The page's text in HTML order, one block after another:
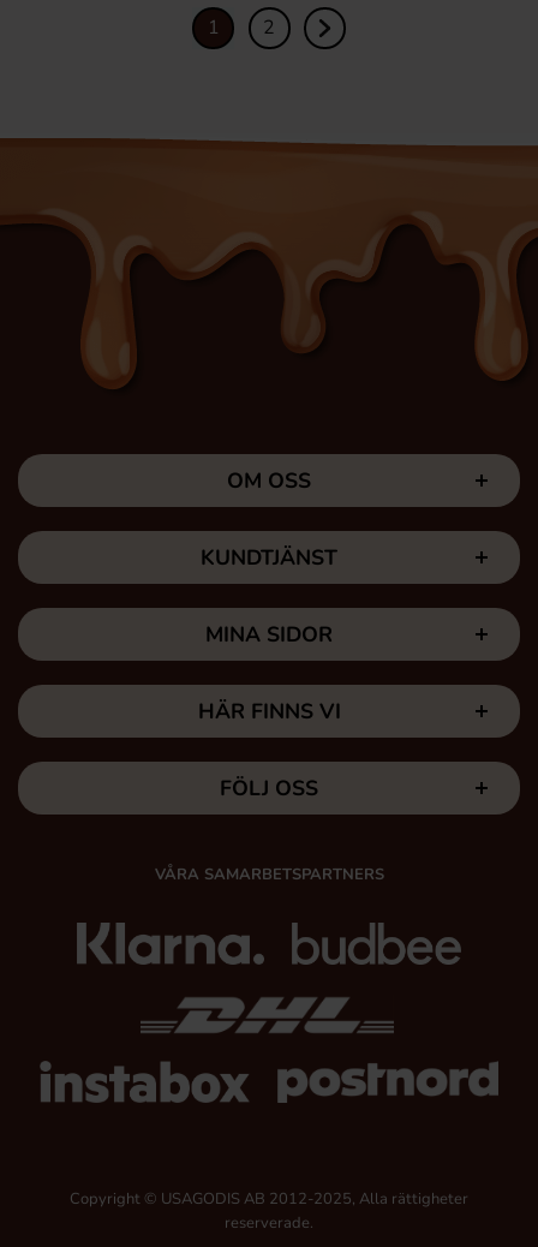
1 2
OM OSS
KUNDTJÄNST
MINA SIDOR
HÄR FINNS VI
FÖLJ OSS
VÅRA SAMARBETSPARTNERS
Copyright © USAGODIS AB 2012-2025, Alla rättigheter
reserverade.